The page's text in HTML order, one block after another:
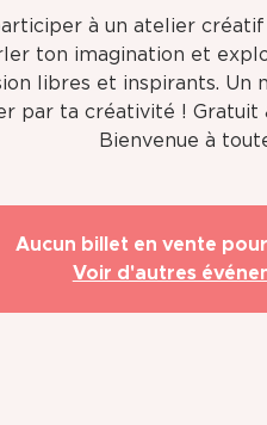
à un atelier
ton imagination et
libres et inspirants. Un
par ta créativité ! Gratuit
Bienvenue à
Aucun billet en vente
Voir d'autres